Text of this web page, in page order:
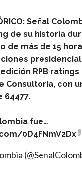
Señal
de su historia
de más de 15
RPB
Consultoría, con
64477.
fue…
0D4FNmV2Dx